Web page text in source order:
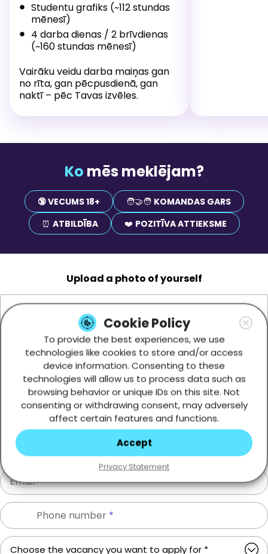
Cookie Policy
To provide the best experiences, we use
technologies like cookies to store and/or access
device information. Consenting to these
technologies will allow us to process data such as
browsing behavior or unique IDs on this site. Not
consenting or withdrawing consent, may adversely
affect certain features and functions.
Accept
Privacy Statement
Studentu grafiks (~112 stundas
mēnesī)
4 darba dienas / 2 brīvdienas
(~160 stundas mēnesī)
Vairāku veidu darba maiņas gan
no rīta, gan pēcpusdienā, gan
naktī – pēc Tavas izvēles.
Ko mēs meklējam?
🔞 VECUMS 18+ 🧑‍🤝‍🧑 KOMANDAS GARS
⏰ ATBILDĪBA ❤️ POZITĪVA ATTIEKSME
Upload a photo of yourself
Drag & Drop Files, Choose Files to Upload
Upload images in .png, .jpg, .jpeg format, not exceeding 2MB
First Name*
Last Name
Email*
Phone number *